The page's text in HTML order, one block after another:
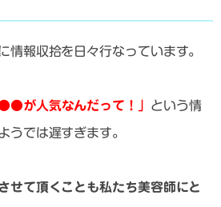
情報収拾を日々行なっています。
が人気なんだって！」 という情
うでは遅すぎます。
せて頂くことも私たち美容師にと